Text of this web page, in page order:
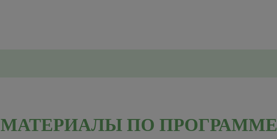
МАТЕРИАЛЫ ПО ПРОГРАММЕ